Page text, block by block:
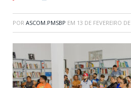
POR ASCOM.PMSBP EM 13 DE FEVEREIRO